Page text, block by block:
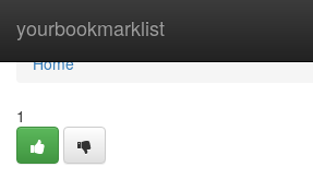
yourbookmarklist
Home
Home
1